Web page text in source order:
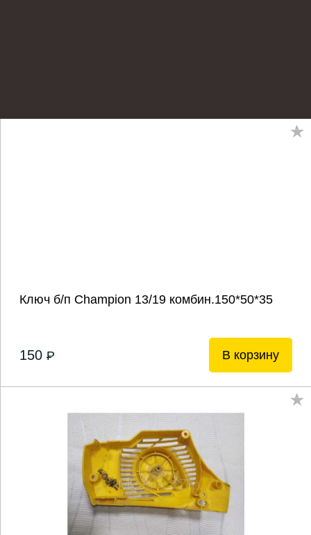
Ключ б/п Champion 13/19 комбин.150*50*35
150 P В корзину